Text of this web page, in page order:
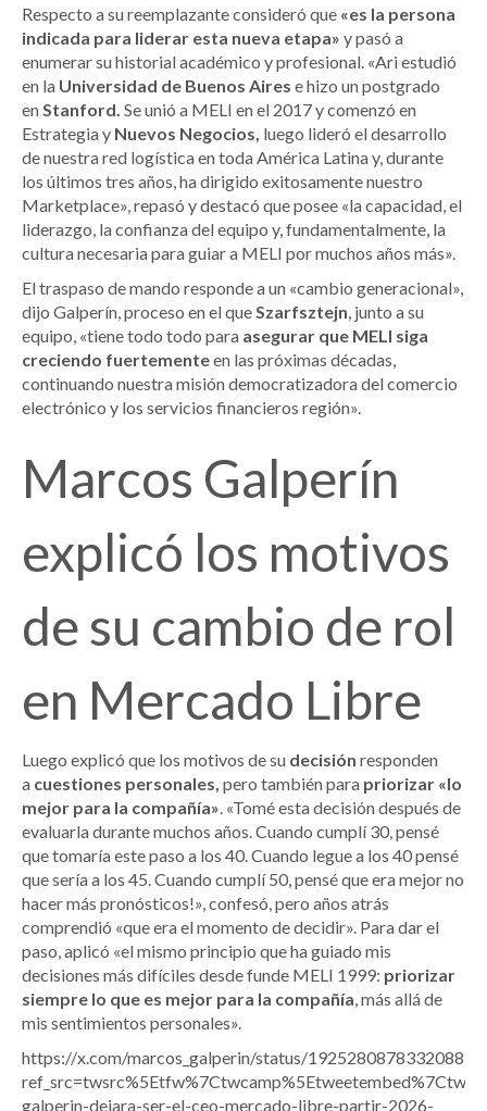
Respecto a su reemplazante consideró que «es la persona
indicada para liderar esta nueva etapa» y pasó a
enumerar su historial académico y profesional. «Ari estudió
en la Universidad de Buenos Aires e hizo un postgrado
enStanford. Se unió a MELI en el 2017 y comenzó en
Estrategia y Nuevos Negocios, luego lideró el desarrollo
de nuestra red logística en toda América Latina y, durante
los últimos tres años, ha dirigido exitosamente nuestro
Marketplace», repasó y destacó que posee «la capacidad, el
liderazgo, la confianza del equipo y, fundamentalmente, la
cultura necesaria para guiar a MELI por muchos años más».
El traspaso de mando responde a un «cambio generacional»,
dijo Galperín, proceso en el queSzarfsztejn, junto a su
equipo, «tiene todo todo para asegurar que MELI siga
creciendo fuertementeen las próximas décadas,
continuando nuestra misión democratizadora del comercio
electrónico y los servicios financieros región».
Marcos Galperín
explicó los motivos
de su cambio de rol
en Mercado Libre
Luego explicó que los motivos de su decisión responden
a cuestiones personales, pero también para priorizar «lo
mejor para la compañía». «Tomé esta decisión después de
evaluarla durante muchos años. Cuando cumplí 30, pensé
que tomaría este paso a los 40. Cuando legue a los 40 pensé
que sería a los 45. Cuando cumplí 50, pensé que era mejor no
hacer más pronósticos!», confesó, pero años atrás
comprendió «que era el momento de decidir». Para dar el
paso, aplicó «el mismo principio que ha guiado mis
decisiones más difíciles desde funde MELI 1999: priorizar
siempre lo que es mejor para la compañía, más allá de
mis sentimientos personales».
https://x.com/marcos_galperin/status/
galperin-dejara-ser-el-ceo-mercado-libre-partir-2026-